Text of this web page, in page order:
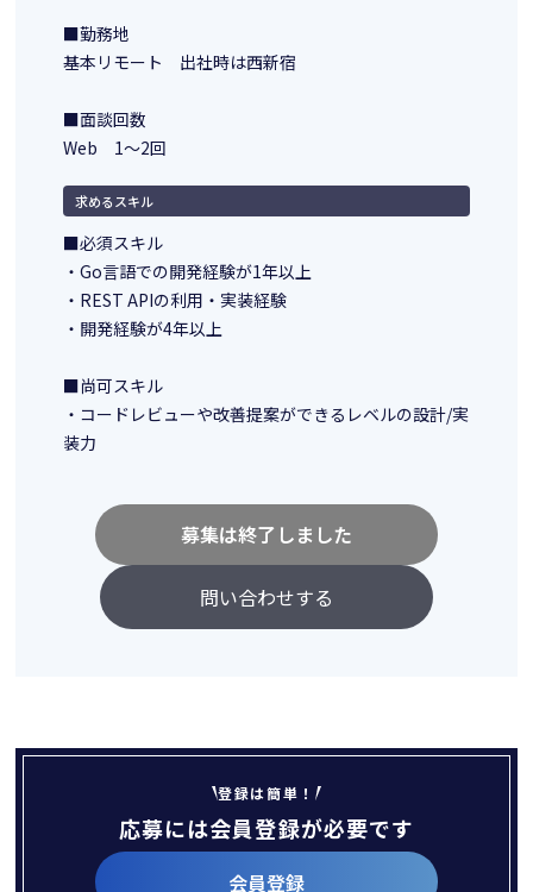
■勤務地
基本リモート 出社時は西新宿
■面談回数
Web 1～2回
求めるスキル
■必須スキル
・Go言語での開発経験が1年以上
・REST APIの利用・実装経験
・開発経験が4年以上
■尚可スキル
・コードレビューや改善提案ができるレベルの設計/実
装力
問い合わせする
募集は終了しました
登録は簡単！
応募には会員登録が必要です
会員登録